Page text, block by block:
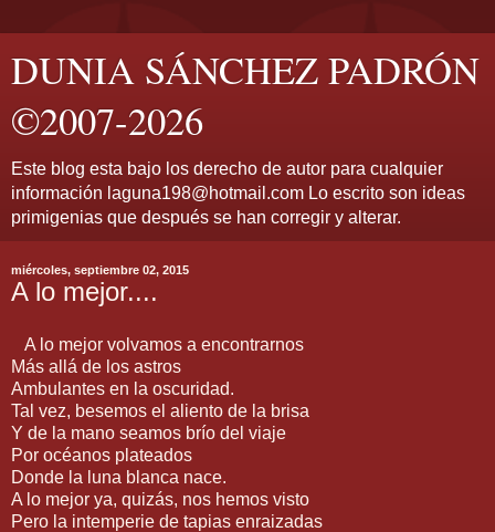
DUNIA SÁNCHEZ PADRÓN
©2007-2026
Este blog esta bajo los derecho de autor para cualquier
información laguna198@hotmail.com Lo escrito son ideas
primigenias que después se han corregir y alterar.
miércoles, septiembre 02, 2015
A lo mejor....
A lo mejor volvamos a encontrarnos
Más allá de los astros
Ambulantes en la oscuridad.
Tal vez, besemos el aliento de la brisa
Y de la mano seamos brío del viaje
Por océanos plateados
Donde la luna blanca nace.
A lo mejor ya, quizás, nos hemos visto
Pero la intemperie de tapias enraizadas